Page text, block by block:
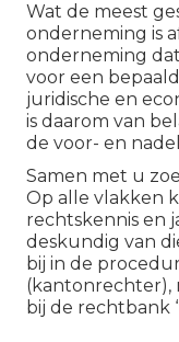
Wat de meest
onderneming is
onderneming
voor een
juridische en
is daarom van
de voor- en
Samen met u
Op alle vlakken
rechtskennis en
deskundig van
bij in de
(kantonrechter),
bij de rechtbank